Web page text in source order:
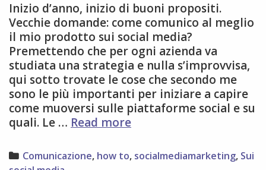
Inizio d’anno, inizio di buoni propositi.
Vecchie domande: come comunico al meglio
il mio prodotto sui social media?
Premettendo che per ogni azienda va
studiata una strategia e nulla s’improvvisa,
qui sotto trovate le cose che secondo me
sono le più importanti per iniziare a capire
come muoversi sulle piattaforme social e su
quali. Le … Read moresocial
per
raccontare
Categories
Comunicazione, how to, socialmediamarketing, Sui